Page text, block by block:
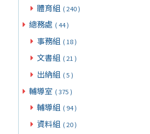
體育組 ( 240 )
總務處 ( 44 )
事務組 ( 18 )
文書組 ( 21 )
出納組 ( 5 )
輔導室 ( 375 )
輔導組 ( 94 )
資料組 ( 20 )